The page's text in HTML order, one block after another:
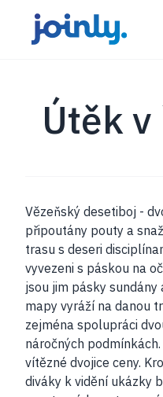
Útěk
Vězeňský desetiboj -
připoutány pouty a
trasu s deseri
vyvezeni s páskou na
jsou jim pásky
mapy vyráží na danou
zejména spolupráci
náročných
vítězné dvojice ceny.
diváky k vidění ukázky